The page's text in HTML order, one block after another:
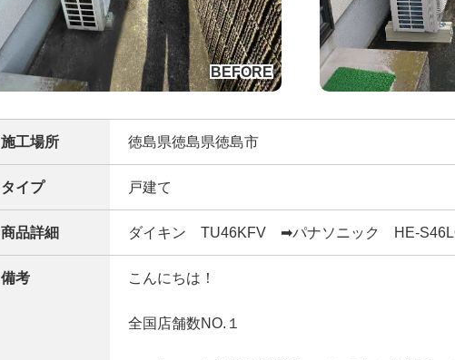
施工場所 徳島県徳島県徳島市
タイプ 戸建て
商品詳細 ダイキン TU46KFV ➡パナソニック HE-
備考 こんにちは！
全国店舗数NO.１